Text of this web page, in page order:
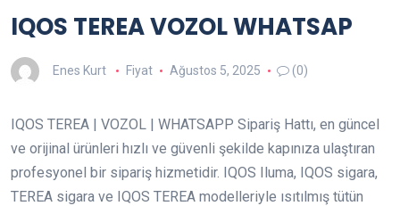
IQOS TEREA VOZOL WHATSAP
Enes Kurt Fiyat Ağustos 5, 2025 (0)
IQOS TEREA | VOZOL | WHATSAPP Sipariş Hattı, en güncel
ve orijinal ürünleri hızlı ve güvenli şekilde kapınıza ulaştıran
profesyonel bir sipariş hizmetidir. IQOS Iluma, IQOS sigara,
TEREA sigara ve IQOS TEREA modelleriyle ısıtılmış tütün